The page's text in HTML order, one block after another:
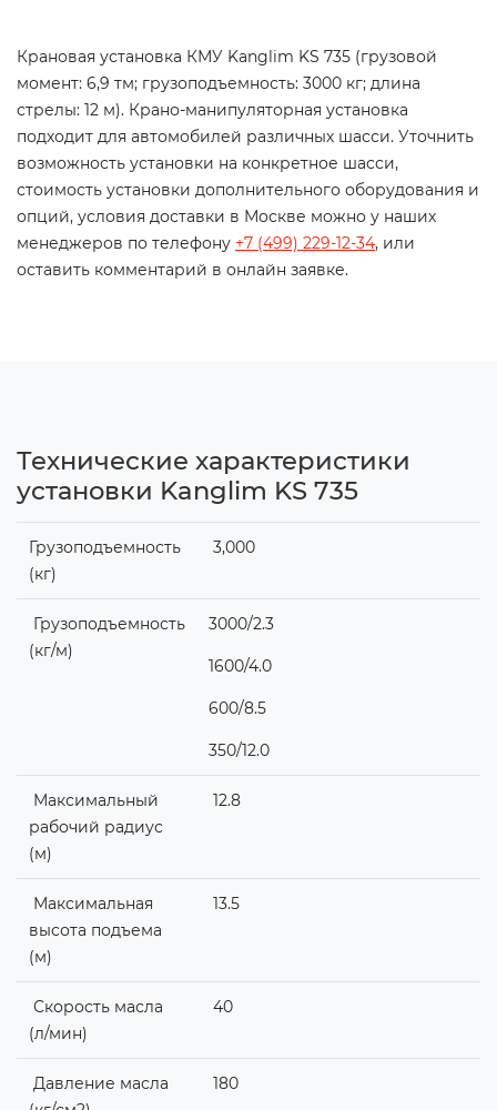
Крановая установка КМУ Kanglim KS 735 (грузовой
момент: 6,9 тм; грузоподъемность: 3000 кг; длина
стрелы: 12 м). Крано-манипуляторная установка
подходит для автомобилей различных шасси. Уточнить
возможность установки на конкретное шасси,
стоимость установки дополнительного оборудования и
опций, условия доставки в Москве можно у наших
менеджеров по телефону +7 (499) 229-12-34, или
оставить комментарий в онлайн заявке.
Технические характеристики
установки Kanglim KS 735
Грузоподъемность
(кг)
3,000
Грузоподъемность
(кг/м)
3000/2.3
1600/4.0
600/8.5
350/12.0
Максимальный
рабочий радиус
(м)
12.8
Максимальная
высота подъема
(м)
13.5
Скорость масла
(л/мин)
40
Давление масла
180